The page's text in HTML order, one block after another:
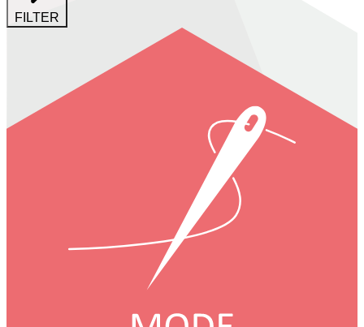
FILTER